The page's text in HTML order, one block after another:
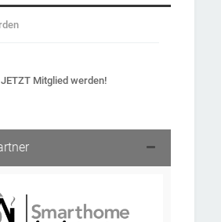
JETZT Mitglied werden!